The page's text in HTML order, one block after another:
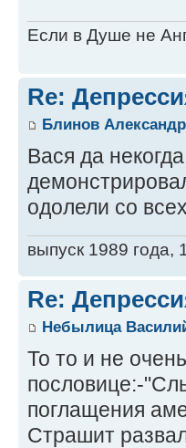
Если в Душе не
Re:
Блинов Александр
Вася да
одолели со
выпуск 1989 года,
Re:
Небылица
То то и не
пословице:-
поглащения
Страшит